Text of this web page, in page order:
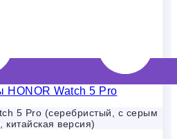
5 Pro (серебристый, с серым
версия)